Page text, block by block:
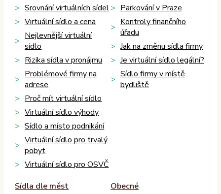
Srovnání virtuálních sídel
Virtuální sídlo a cena
Nejlevnější virtuální
sídlo
Rizika sídla v pronájmu
Problémové firmy na
adrese
Proč mít virtuální sídlo
Virtuální sídlo výhody
Sídlo a místo podnikání
Virtuální sídlo pro trvalý
pobyt
Virtuální sídlo pro OSVČ
Parkování v Praze
Kontroly finančního
úřadu
Jak na změnu sídla firmy
Je virtuální sídlo legální?
Sídlo firmy v místě
bydliště
Sídla dle měst
Obecné